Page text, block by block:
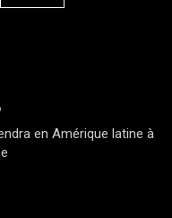
en Amérique latine à